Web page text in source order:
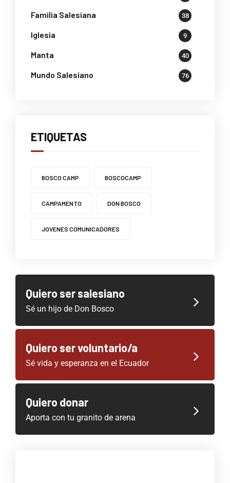
Familia Salesiana 38
Iglesia 9
Manta 40
Mundo Salesiano 76
ETIQUETAS
BOSCO CAMP BOSCOCAMP
CAMPAMENTO DON BOSCO
JOVENES COMUNICADORES
Quiero ser salesiano
Sé un hijo de Don Bosco
Quiero ser voluntario/a
Sé vida y esperanza en el Ecuador
Quiero donar
Aporta con tu granito de arena